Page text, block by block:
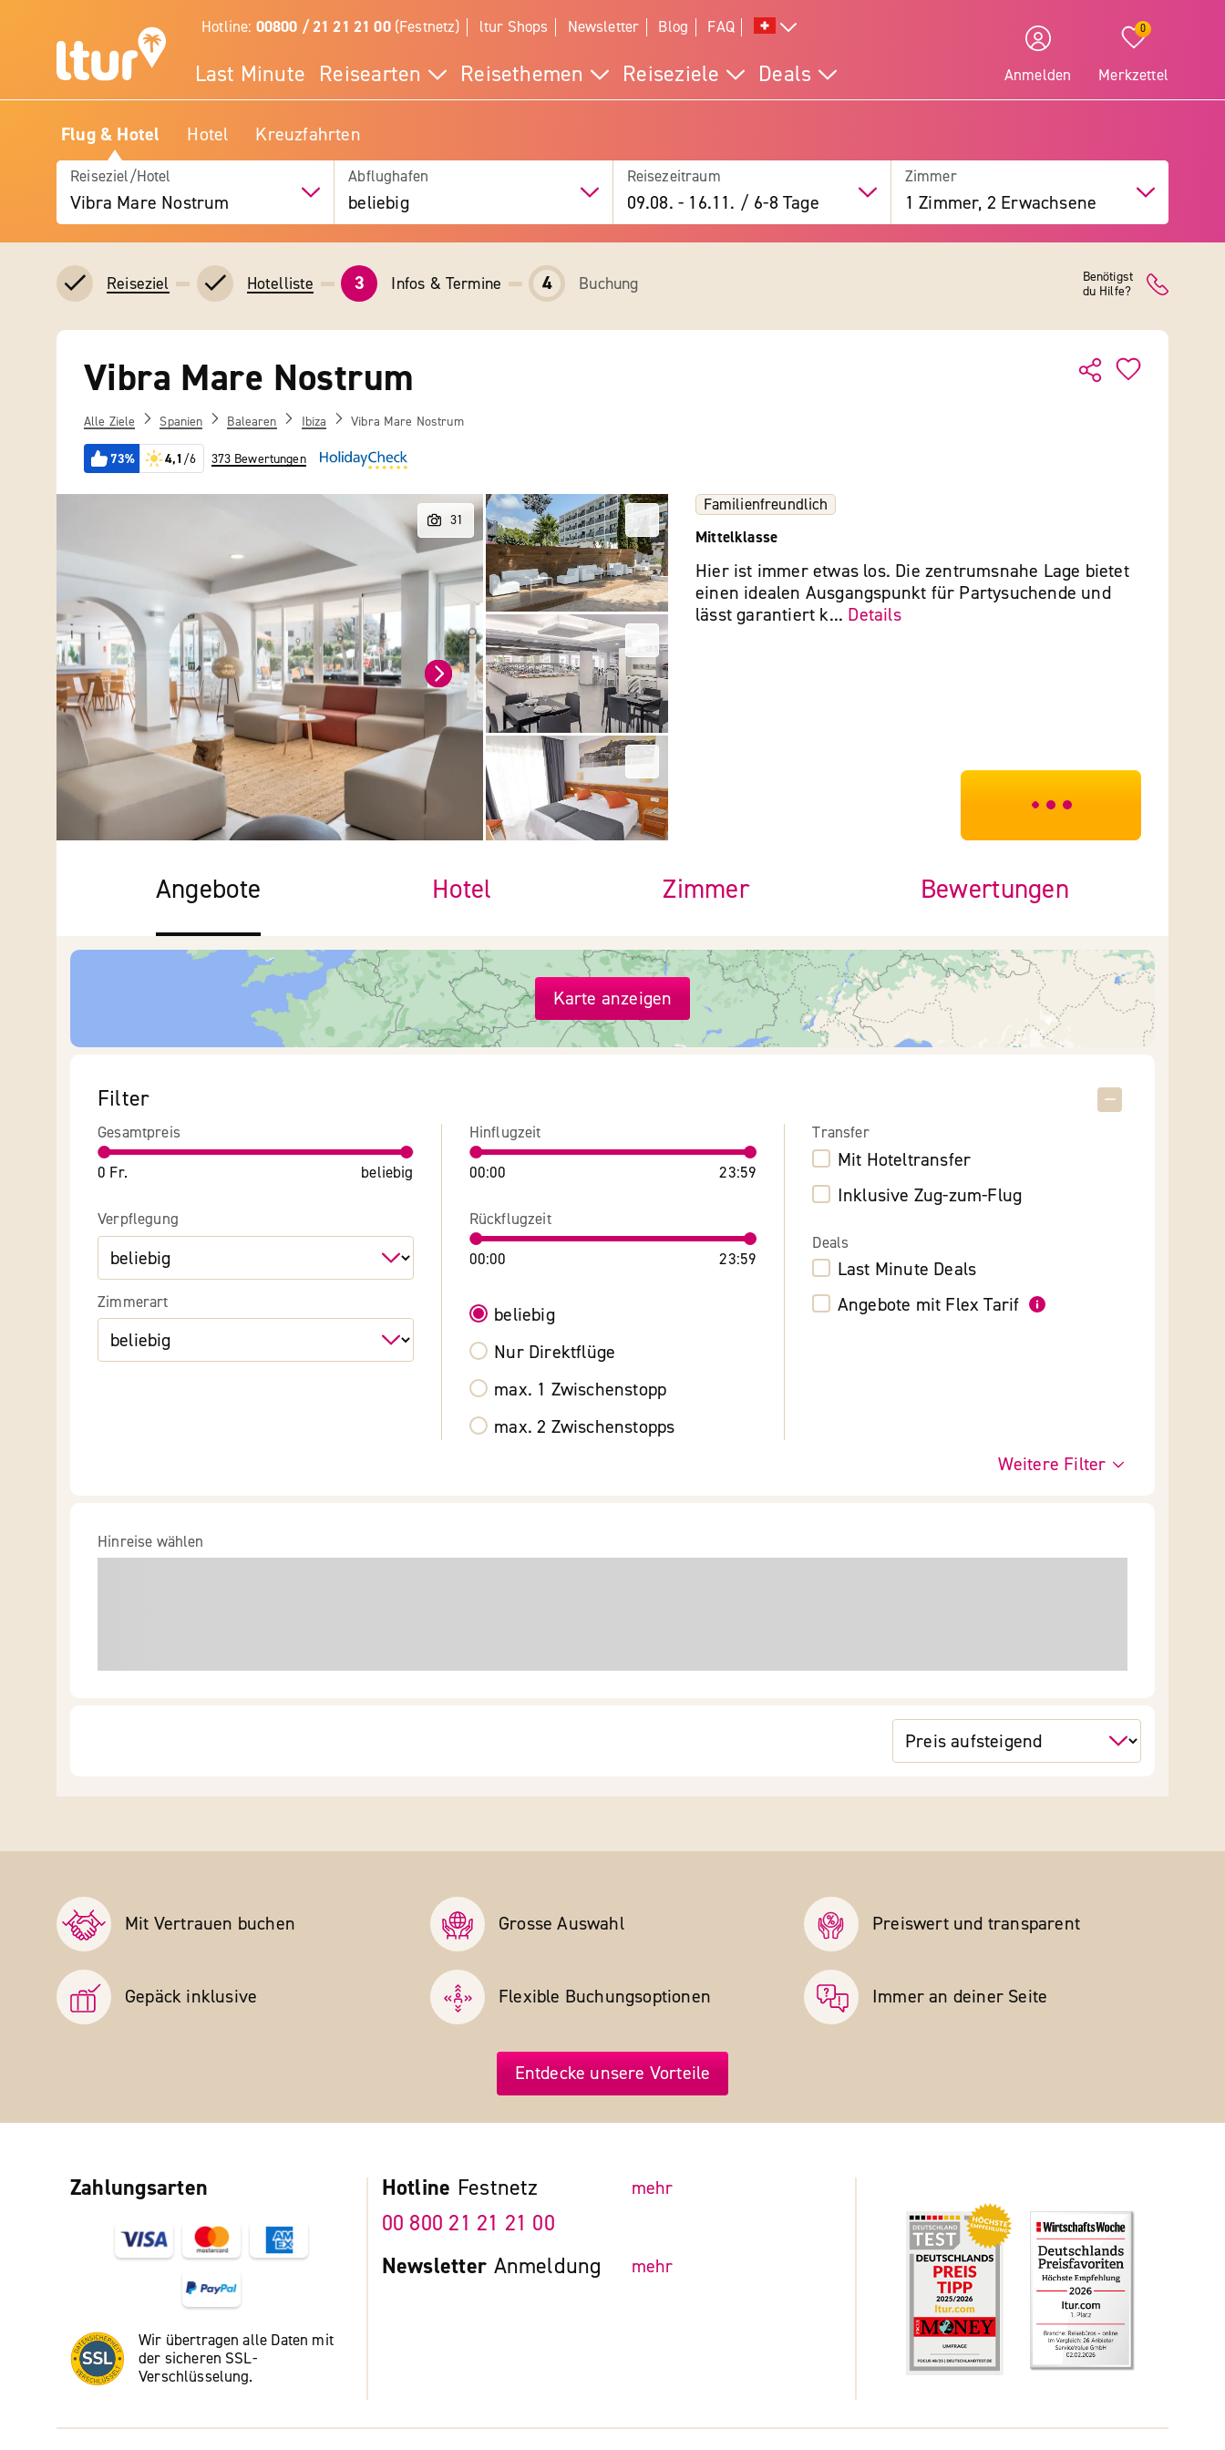
Hotline: 00800 / 21 21 21 00(Festnetz) ltur Shops Newsletter Blog FAQ
Last Minute Reisearten Reisethemen Reiseziele Deals Anmelden
0
Merkzettel
Flug & Hotel Hotel Kreuzfahrten
Reiseziel/Hotel
Vibra Mare Nostrum
Abflughafen
beliebig
Reisezeitraum
09.08. - 16.11. / 6-8 Tage
Zimmer
1 Zimmer, 2 Erwachsene
Reiseziel Hotelliste 3 Infos & Termine 4 Buchung
Benötigst
du Hilfe?
Vibra Mare Nostrum
Alle Ziele Spanien Balearen Ibiza Vibra Mare Nostrum
73% 4,1 /6 373 Bewertungen
Familienfreundlich
Mittelklasse
Hier ist immer etwas los. Die zentrumsnahe Lage bietet
einen idealen Ausgangspunkt für Partysuchende und
lässt garantiert k... Details
***************
Angebote Hotel Zimmer Bewertungen
Karte anzeigen
Filter
Gesamtpreis
0 Fr. beliebig
Verpflegung
Zimmerart
Hinflugzeit
00:00 23:59
Rückflugzeit
00:00 23:59
beliebig
Nur Direktflüge
max. 1 Zwischenstopp
max. 2 Zwischenstopps
Transfer
Mit Hoteltransfer
Inklusive Zug-zum-Flug
Deals
Last Minute Deals
Angebote mit Flex Tarif
Weitere Filter
Hinreise wählen
Mit Vertrauen buchen Grosse Auswahl Preiswert und transparent
Gepäck inklusive Flexible Buchungs­optionen Immer an deiner Seite
Entdecke unsere Vorteile
Zahlungsarten
Wir übertragen alle Daten mit
der sicheren SSL-
Verschlüsselung.
Hotline Festnetz mehr
00 800 21 21 21 00
Newsletter Anmeldung mehr